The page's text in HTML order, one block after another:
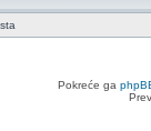
Pokreće ga